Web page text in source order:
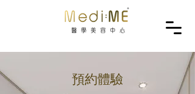
預約體驗